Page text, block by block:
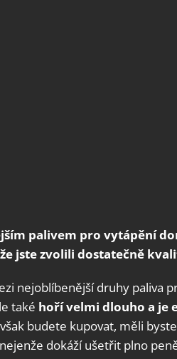
palivem pro vytápění
jste zvolili dostatečně
nejoblíbenější druhy paliva
také hoří velmi dlouho a je
budete kupovat, měli
dokáží ušetřit plno